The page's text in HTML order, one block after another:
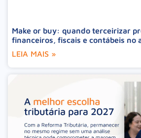
Make or buy: quando terceirizar
financeiros, fiscais e contábeis no
LEIA MAIS »